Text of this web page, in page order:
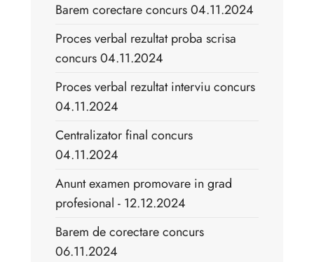
Barem corectare concurs 04.11.2024
Proces verbal rezultat proba scrisa
concurs 04.11.2024
Proces verbal rezultat interviu concurs
04.11.2024
Centralizator final concurs
04.11.2024
Anunt examen promovare in grad
profesional - 12.12.2024
Barem de corectare concurs
06.11.2024